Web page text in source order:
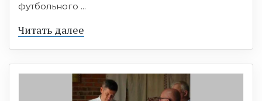
футбольного ...
Читать далее